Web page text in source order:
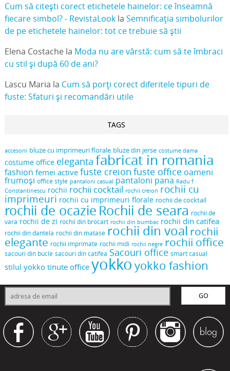
Cum să citești corect etichetele hainelor: ce înseamnă
fiecare simbol? - RevistaLookla Semnificația simbolurilor
de pe etichetele hainelor: tot ce trebuie să știi
Elena Costachela Moda nu are vârstă: cum să te îmbraci
cu stil și după 60 de ani?
Lascu Maria la Cum să porți corect diferitele tipuri de
fuste: Sfaturi și recomandări utile
TAGS
accesorii bluze cu imprimeuri florale bluze din jerse costume dama
costume office eleganta fabricat in romania
fashion femei active fuste creion fuste office oameni
frumoși office style pantaloni casual pantaloni pana Radu f
Constantinescu rochii rochii cocktail rochii creion rochii cu
imprimeuri rochii cu imprimeuri florale rochii de cocktail
rochii de ocazie Rochii de seara rochii de
vara rochii de zi rochii din brocart rochii din bumbac rochii din catifea
rochii din dantela rochii din matase rochii din voal rochii
elegante rochii imprimate rochii midi rochii negre rochii office
sacouri din bucle sacouri din catifea Sacouri office smart casual
stilul yokko tinute office yokko yokko fashion